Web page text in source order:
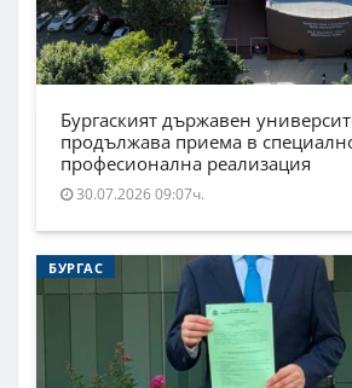
Бургаският държавен
продължава приема в
професионална реализация
30.07.2026 09:07ч.
БУРГАС